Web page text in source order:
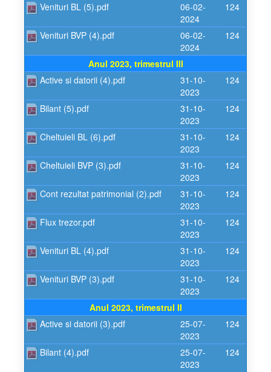
Venituri BL (5).pdf
06-02-
2024
124
Venituri BVP (4).pdf
06-02-
2024
124
Anul 2023, trimestrul III
Active si datorii (4).pdf
31-10-
2023
124
Bilant (5).pdf
31-10-
2023
124
Cheltuieli BL (6).pdf
31-10-
2023
124
Cheltuieli BVP (3).pdf
31-10-
2023
124
Cont rezultat patrimonial (2).pdf
31-10-
2023
124
Flux trezor.pdf
31-10-
2023
124
Venituri BL (4).pdf
31-10-
2023
124
Venituri BVP (3).pdf
31-10-
2023
124
Anul 2023, trimestrul II
Active si datorii (3).pdf
25-07-
2023
124
Bilant (4).pdf
25-07-
2023
124